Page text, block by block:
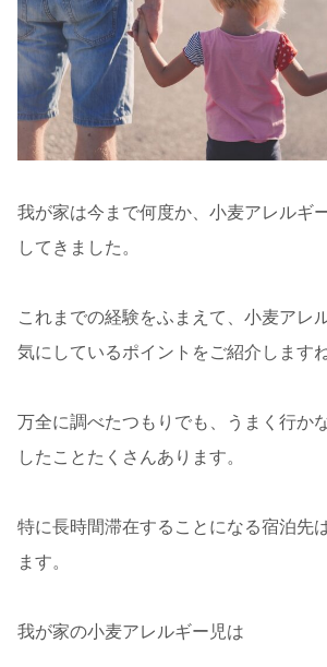
我が家は今まで何度か、小麦アレルギ
してきました。
これまでの経験をふまえて、小麦アレ
気にしているポイントをご紹介しますね
万全に調べたつもりでも、うまく行か
したことたくさんあります。
特に長時間滞在することになる宿泊先
ます。
我が家の小麦アレルギー児は